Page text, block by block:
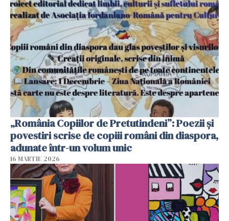
„România Copiilor de Pretutindeni”: Poezii și
povestiri scrise de copiii români din diaspora,
adunate într-un volum unic
16 MARTIE 2026